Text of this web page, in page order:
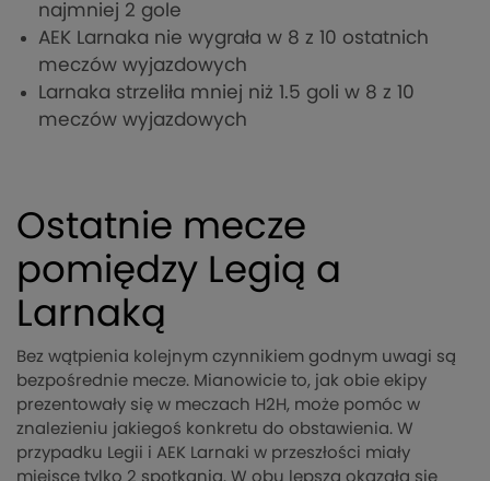
najmniej 2 gole
AEK Larnaka nie wygrała w 8 z 10 ostatnich
meczów wyjazdowych
Larnaka strzeliła mniej niż 1.5 goli w 8 z 10
meczów wyjazdowych
Ostatnie mecze
pomiędzy Legią a
Larnaką
Bez wątpienia kolejnym czynnikiem godnym uwagi są
bezpośrednie mecze. Mianowicie to, jak obie ekipy
prezentowały się w meczach H2H, może pomóc w
znalezieniu jakiegoś konkretu do obstawienia. W
przypadku Legii i AEK Larnaki w przeszłości miały
miejsce tylko 2 spotkania. W obu lepsza okazała się